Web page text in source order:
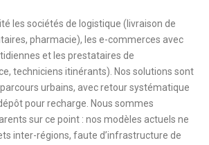
les sociétés de logistique (livraison de
pharmacie), les e-commerces avec
et les prestataires de
techniciens itinérants). Nos solutions sont
urbains, avec retour systématique
pour recharge. Nous sommes
sur ce point : nos modèles actuels ne
inter-régions, faute d’infrastructure de